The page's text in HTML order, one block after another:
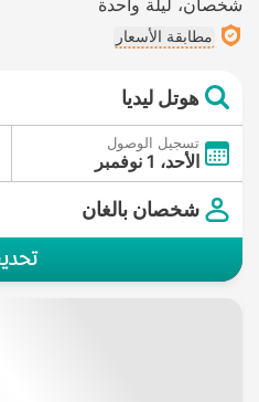
مطابقة الأسعار
هوتل ليديا
تسجيل الوصول
الأحد، 1 نوفمبر
شخصان بالغان